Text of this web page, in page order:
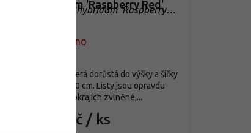
hybridum 'Raspberry Red'
Rheum x hybridum 'Raspberry
Vyprodáno
199 Kč / ks
Trvalka, která dorůstá do výšky a šířky
zhruba 140 cm. Listy jsou opravdu
velké, při okrajích zvlněné,...